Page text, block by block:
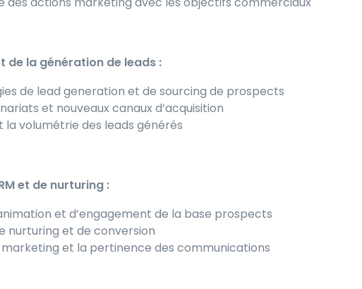
de la génération de leads :
de lead generation et de sourcing de prospects
et nouveaux canaux d’acquisition
volumétrie des leads générés
et de nurturing :
et d’engagement de la base prospects
nurturing et de conversion
et la pertinence des communications